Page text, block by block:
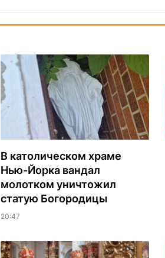
В католическом храме
Нью-Йорка вандал
молотком уничтожил
статую Богородицы
20:47